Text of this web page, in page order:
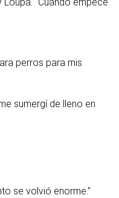
perros para mis
sumergí de lleno en
se volvió enorme.”